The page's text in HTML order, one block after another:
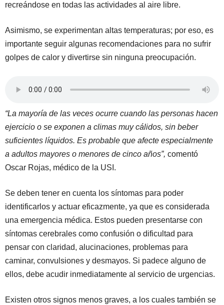
recreándose en todas las actividades al aire libre.
Asimismo, se experimentan altas temperaturas; por eso, es
importante seguir algunas recomendaciones para no sufrir
golpes de calor y divertirse sin ninguna preocupación.
“La mayoría de las veces ocurre cuando las personas hacen
ejercicio o se exponen a climas muy cálidos, sin beber
suficientes líquidos. Es probable que afecte especialmente
a adultos mayores o menores de cinco años”, comentó
Oscar Rojas, médico de la USI.
Se deben tener en cuenta los síntomas para poder
identificarlos y actuar eficazmente, ya que es considerada
una emergencia médica. Estos pueden presentarse con
síntomas cerebrales como confusión o dificultad para
pensar con claridad, alucinaciones, problemas para
caminar, convulsiones y desmayos. Si padece alguno de
ellos, debe acudir inmediatamente al servicio de urgencias.
Existen otros signos menos graves, a los cuales también se